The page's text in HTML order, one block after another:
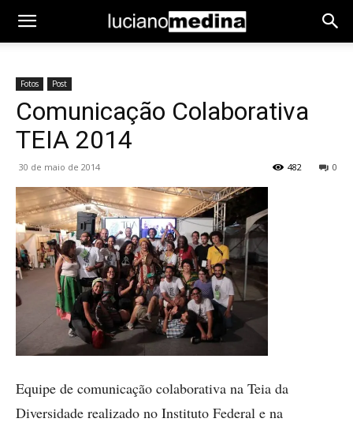
Fotos Post
Comunicação Colaborativa
TEIA 2014
30 de maio de 2014 0
482
Equipe de comunicação colaborativa na Teia da
Diversidade realizado no Instituto Federal e na